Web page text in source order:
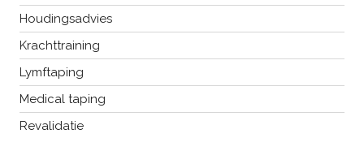
Houdingsadvies
Krachttraining
Lymftaping
Medical taping
Revalidatie